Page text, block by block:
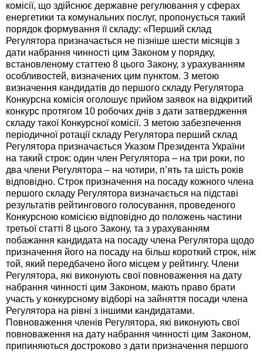
комісії, що здійснює державне регулювання у сферах
енергетики та комунальних послуг, пропонується такий
порядок формування її складу: «Перший склад
Регулятора призначається не пізніше шести місяців з
дати набрання чинності цим Законом у порядку,
встановленому статтею 8 цього Закону, з урахуванням
особливостей, визначених цим пунктом. З метою
визначення кандидатів до першого складу Регулятора
Конкурсна комісія оголошує прийом заявок на відкритий
конкурс протягом 10 робочих днів з дати затвердження
складу такої Конкурсної комісії. З метою забезпечення
періодичної ротації складу Регулятора перший склад
Регулятора призначається Указом Президента України
на такий строк: один член Регулятора – на три роки, по
два члени Регулятора – на чотири, п’ять та шість років
відповідно. Строк призначення на посаду кожного члена
першого складу Регулятора визначається на підставі
результатів рейтингового голосування, проведеного
Конкурсною комісією відповідно до положень частини
третьої статті 8 цього Закону, та з урахуванням
побажання кандидата на посаду члена Регулятора щодо
призначення його на посаду на більш короткий строк, ніж
той, який передбачено його місцем у рейтингу. Члени
Регулятора, які виконують свої повноваження на дату
набрання чинності цим Законом, мають право брати
участь у конкурсному відборі на зайняття посади члена
Регулятора на рівні з іншими кандидатами.
Повноваження членів Регулятора, які виконують свої
повноваження на дату набрання чинності цим Законом,
припиняються достроково з дати призначення першого